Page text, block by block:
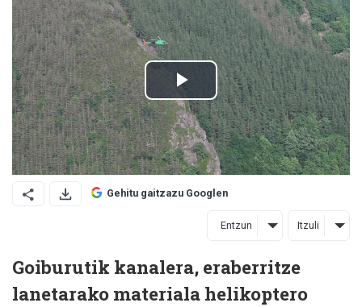
Gehitu gaitzazu Googlen
Entzun Itzuli
Goiburutik kanalera, eraberritze
lanetarako materiala helikoptero